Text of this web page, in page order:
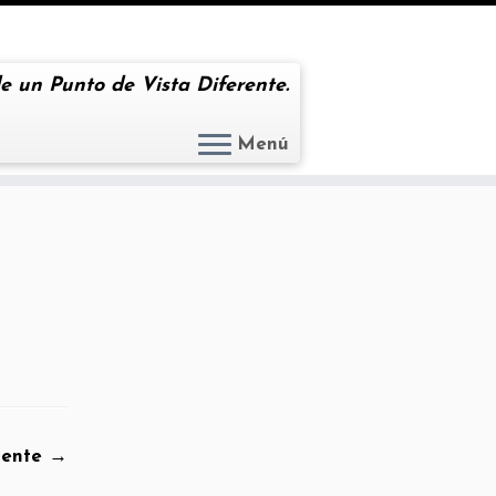
un Punto de Vista Diferente.
Menú
→